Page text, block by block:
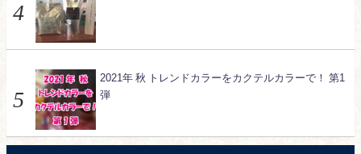
2021年 秋 トレンドカラーをカクテルカラーで！ 第1
弾